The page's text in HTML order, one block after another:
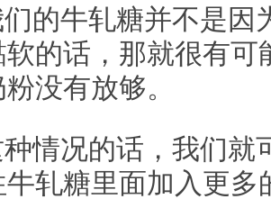
的牛轧糖并不是因
软的话，那就很有
没有放够。
情况的话，我们就
轧糖里面加入更